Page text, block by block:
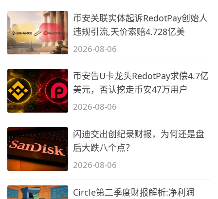
币安关联实体起诉RedotPay创始人
违规引流,天价索赔4.728亿美
2026-08-06
币安告U卡龙头RedotPay求偿4.7亿
美元，否认挖走币安47万用户
2026-08-06
闪迪交出创纪录财报，为何还是盘
后大跌八个点？
2026-08-06
Circle第二季度财报解析:净利润